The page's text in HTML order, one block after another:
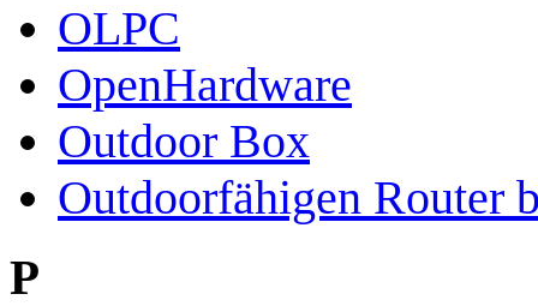
OLPC
OpenHardware
Outdoor Box
Outdoorfähigen Router
P